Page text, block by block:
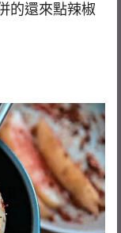
的還來點辣椒